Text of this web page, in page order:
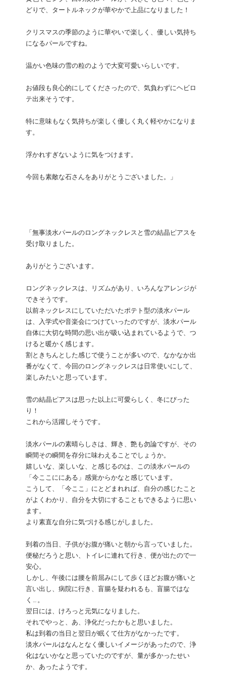
どりで、タートルネックが華やかで上品になりました！
クリスマスの季節のように華やいで楽しく、優しい気持ち
になるパールですね。
温かい色味の雪の粒のようで大変可愛いらしいです。
お値段も良心的にしてくださったので、気負わずにヘビロ
テ出来そうです。
特に意味もなく気持ちが楽しく優しく丸く軽やかになりま
す。
浮かれすぎないように気をつけます。
今回も素敵な石さんをありがとうございました。」
「無事淡水パールのロングネックレスと雪の結晶ピアスを
受け取りました。
ありがとうございます。
ロングネックレスは、リズムがあり、いろんなアレンジが
できそうです。
以前ネックレスにしていただいたポテト型の淡水パール
は、入学式や音楽会につけていったのですが、淡水パール
自体に大切な時間の思い出が吸い込まれているようで、つ
けると暖かく感じます。
割ときちんとした感じで使うことが多いので、なかなか出
番がなくて、今回のロングネックレスは日常使いにして、
楽しみたいと思っています。
雪の結晶ピアスは思った以上に可愛らしく、冬にぴった
り！
これから活躍しそうです。
淡水パールの素晴らしさは、輝き、艶も勿論ですが、その
瞬間その瞬間を存分に味わえることでしょうか。
嬉しいな、楽しいな、と感じるのは、この淡水パールの
「今ここににある」感覚からかなと感じています。
こうして、「今ここ」にとどまれれば、自分の感じたこと
がよくわかり、自分を大切にすることもできるように思い
ます。
より素直な自分に気づける感じがしました。
到着の当日、子供がお腹が痛いと朝から言っていました。
便秘だろうと思い、トイレに連れて行き、便が出たので一
安心。
しかし、午後には腰を前屈みにして歩くほどお腹が痛いと
言い出し、病院に行き、盲腸を疑われるも、盲腸ではな
く…。
翌日には、けろっと元気になりました。
それでやっと、あ、浄化だったかもと思いました。
私は到着の当日と翌日が眠くて仕方がなかったです。
淡水パールはなんとなく優しいイメージがあったので、浄
化はないかなと思っていたのですが、量が多かったせい
か、あったようです。